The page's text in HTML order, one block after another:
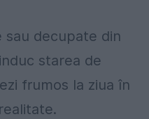
sau decupate din
starea de
frumos la ziua în